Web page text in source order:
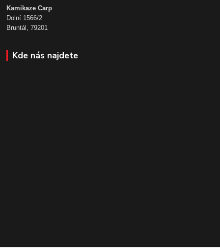
Kamikaze Carp
Dolní 1566/2
Bruntál, 79201
Kde nás najdete